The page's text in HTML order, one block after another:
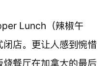
Lunch（辣椒午
店。更让人感到惋惜
餐厅在加拿大的最后